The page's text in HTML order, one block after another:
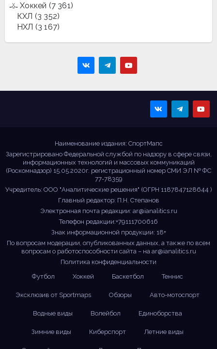
Хоккей (7 361)
КХЛ (3 352)
НХЛ (3 167)
Наименование издания: СпортМапс
Зарегистрировано Федеральной службой по надзору в сфере связи,
информационных технологий и массовых коммуникаций
(Роскомнадзор) 15.05.2020г. регистрационный номер СМИ ЭЛ № ФС
77-78359
Учредитель: ООО "Аналитические решения" (ОГРН 1187847128644 )
Главный редактор: П.Н. Степанов
Электронная почта редакции: ar@ianalitics.ru
Телефон редакции:+79111700616
Знак информационной продукции: 18+
По вопросам модерации, опубликованных данных, а также по всем
вопросам о работоспособности сайта – на ar@ianalitics.ru
Политика конфиденциальности
Футбол
Хоккей Баскетбол Теннис
Эксклюзив от Sportmaps Обзоры Авто-мотоспорт
Водные виды Волейбол Единоборства
Зимние виды Киберспорт Летние виды